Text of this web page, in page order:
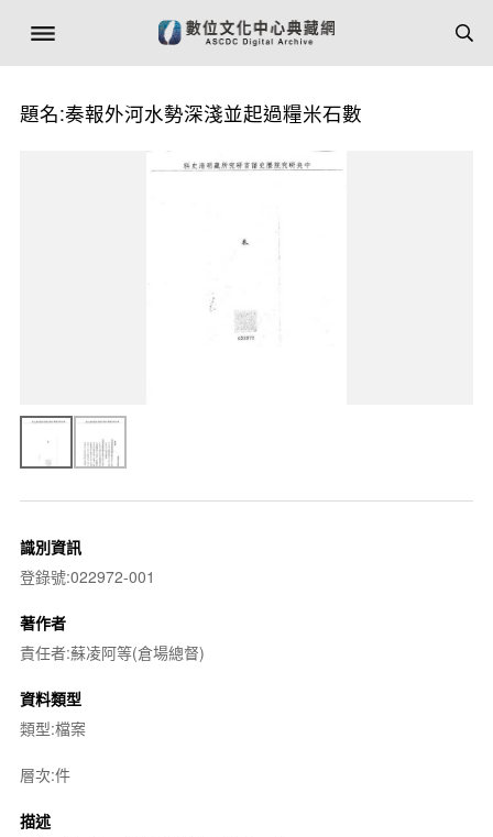
題名:奏報外河水勢深淺並起過糧米石數
識別資訊
登錄號:022972-001
著作者
責任者:蘇凌阿等(倉場總督)
資料類型
類型:檔案
層次:件
描述